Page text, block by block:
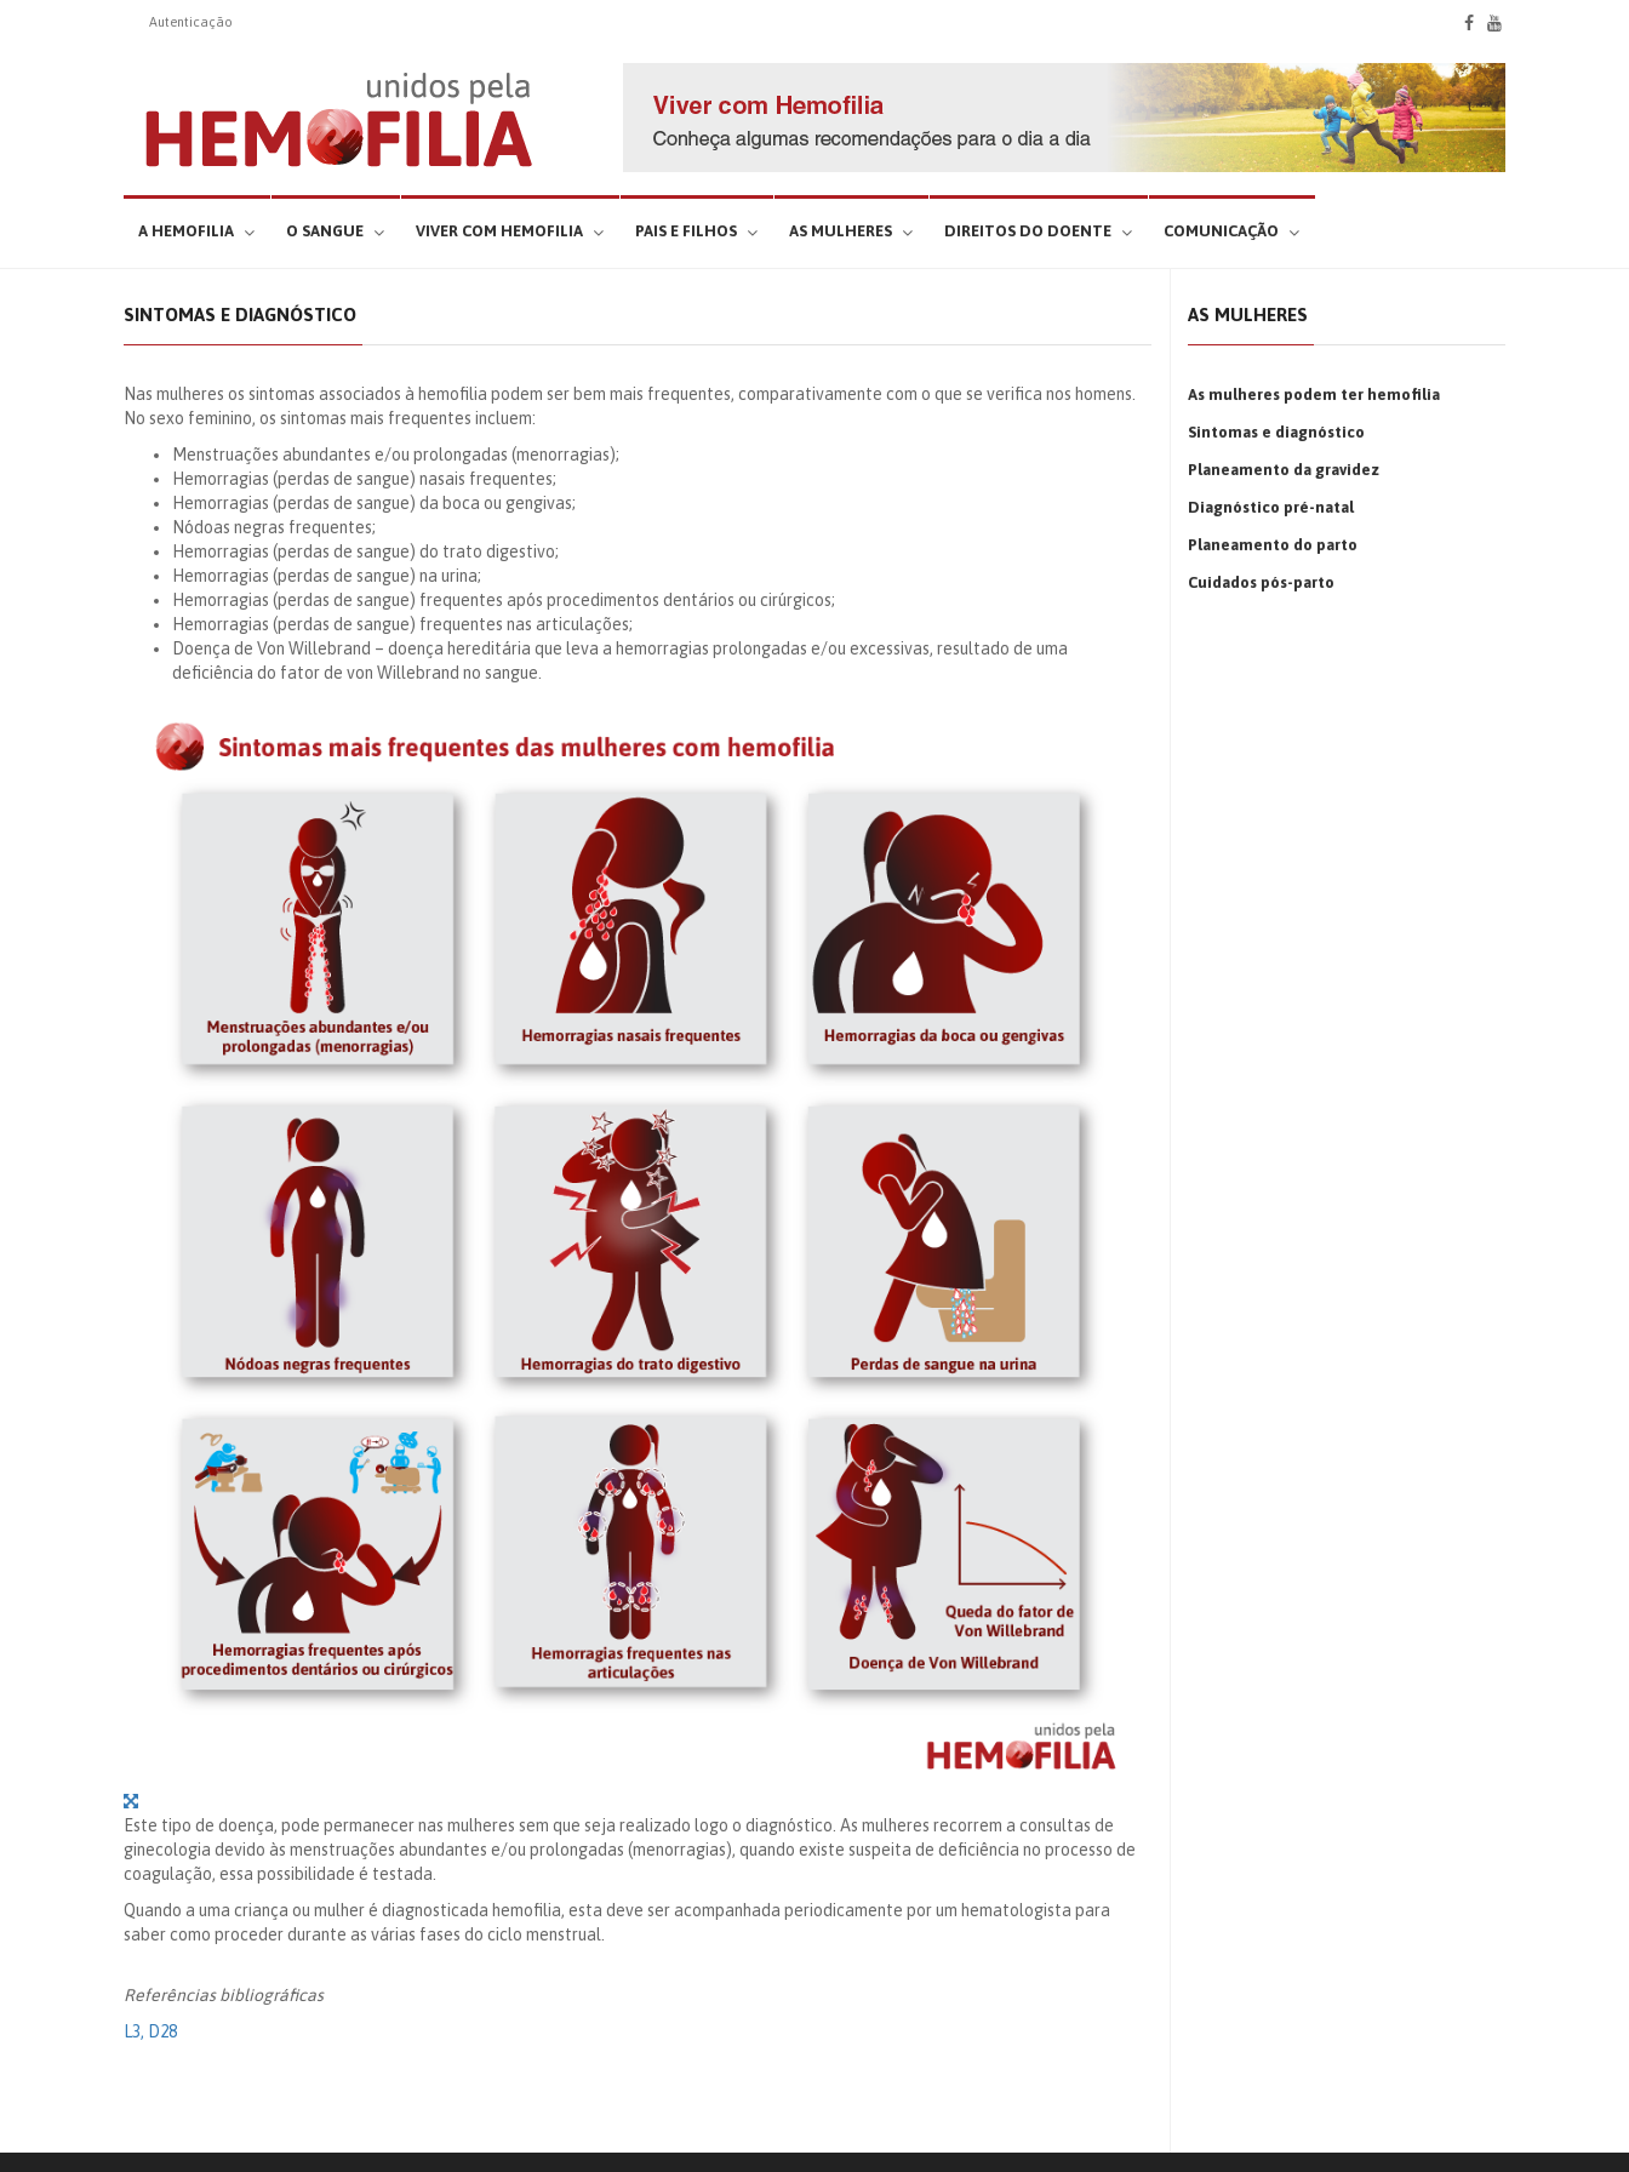
Autenticação
A HEMOFILIA O SANGUE VIVER COM HEMOFILIA PAIS E FILHOS AS MULHERES DIREITOS DO DOENTE COMUNICAÇÃO
SINTOMAS E DIAGNÓSTICO
Nas mulheres os sintomas associados à hemofilia podem ser bem mais frequentes, comparativamente com o que se verifica nos homens.
No sexo feminino, os sintomas mais frequentes incluem:
Menstruações abundantes e/ou prolongadas (menorragias);
Hemorragias (perdas de sangue) nasais frequentes;
Hemorragias (perdas de sangue) da boca ou gengivas;
Nódoas negras frequentes;
Hemorragias (perdas de sangue) do trato digestivo;
Hemorragias (perdas de sangue) na urina;
Hemorragias (perdas de sangue) frequentes após procedimentos dentários ou cirúrgicos;
Hemorragias (perdas de sangue) frequentes nas articulações;
Doença de Von Willebrand – doença hereditária que leva a hemorragias prolongadas e/ou excessivas, resultado de uma
deficiência do fator de von Willebrand no sangue.
Este tipo de doença, pode permanecer nas mulheres sem que seja realizado logo o diagnóstico. As mulheres recorrem a consultas de
ginecologia devido às menstruações abundantes e/ou prolongadas (menorragias), quando existe suspeita de deficiência no processo de
coagulação, essa possibilidade é testada.
Quando a uma criança ou mulher é diagnosticada hemofilia, esta deve ser acompanhada periodicamente por um hematologista para
saber como proceder durante as várias fases do ciclo menstrual.
Referências bibliográficas
L3, D28
AS MULHERES
As mulheres podem ter hemofilia
Sintomas e diagnóstico
Planeamento da gravidez
Diagnóstico pré-natal
Planeamento do parto
Cuidados pós-parto